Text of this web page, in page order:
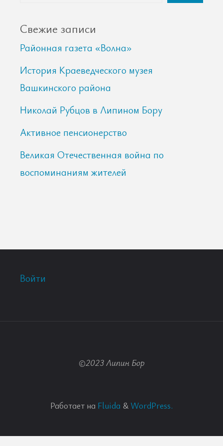
Свежие записи
Районная газета «Волна»
История Краеведческого музея
Вашкинского района
Николай Рубцов в Липином Бору
Активное пенсионерство
Великая Отечественная война по
воспоминаниям жителей
Войти
©2023 Липин Бор
Работает на Fluida & WordPress.